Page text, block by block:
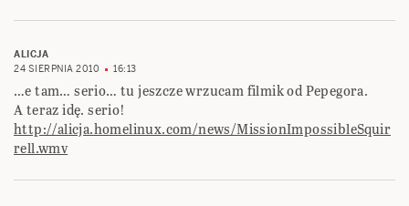
ALICJA
24 SIERPNIA 2010
16:13
…e tam… serio… tu jeszcze wrzucam filmik od Pepegora.
A teraz idę. serio!
http://alicja.homelinux.com/news/MissionImpossibleSquir
rell.wmv